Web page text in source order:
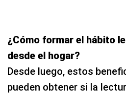
¿Cómo formar el hábito
desde el hogar?
Desde luego, estos
pueden obtener si la